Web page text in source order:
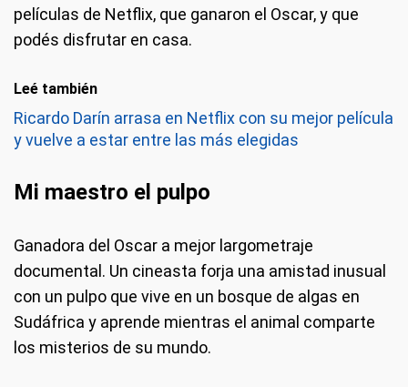
películas de Netflix, que ganaron el Oscar, y que
podés disfrutar en casa.
Leé también
Ricardo Darín arrasa en Netflix con su mejor película
y vuelve a estar entre las más elegidas
Mi maestro el pulpo
Ganadora del Oscar a mejor largometraje
documental. Un cineasta forja una amistad inusual
con un pulpo que vive en un bosque de algas en
Sudáfrica y aprende mientras el animal comparte
los misterios de su mundo.